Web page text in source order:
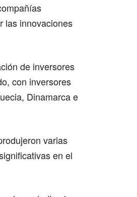
las innovaciones
de inversores
con inversores
Dinamarca e
varias
en el